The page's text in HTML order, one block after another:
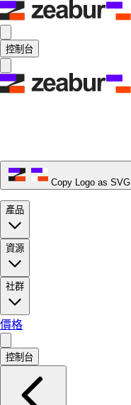
控制台
Copy Logo as SVG
產品
資源
社群
價格
控制台